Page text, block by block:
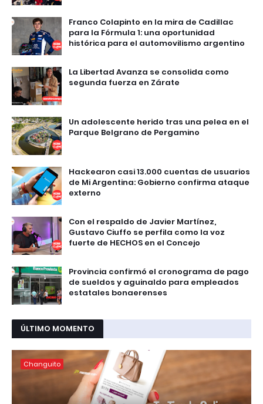
Franco Colapinto en la mira de Cadillac
para la Fórmula 1: una oportunidad
histórica para el automovilismo argentino
La Libertad Avanza se consolida como
segunda fuerza en Zárate
Un adolescente herido tras una pelea en el
Parque Belgrano de Pergamino
Hackearon casi 13.000 cuentas de usuarios
de Mi Argentina: Gobierno confirma ataque
externo
Con el respaldo de Javier Martínez,
Gustavo Ciuffo se perfila como la voz
fuerte de HECHOS en el Concejo
Provincia confirmó el cronograma de pago
de sueldos y aguinaldo para empleados
estatales bonaerenses
ÚLTIMO MOMENTO
Changuito